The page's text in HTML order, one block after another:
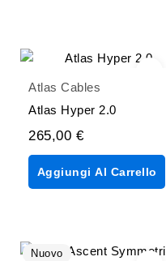
Atlas Cables
Atlas Hyper 2.0
265,00 €
Aggiungi Al Carrello
Nuovo